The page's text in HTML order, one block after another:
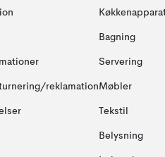
reklamation
Bagning
Servering
Møbler
Tekstil
Belysning